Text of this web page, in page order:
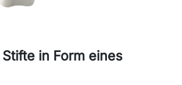
in Form eines